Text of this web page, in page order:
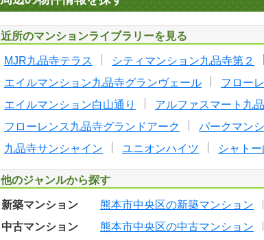
近所のマンションライブラリーを見る
MJR九品寺テラス シティマンション九品寺第２
エイルマンション九品寺グランヴェール
フロー
エイルマンション白山通り
アルファスマート九
フローレンス九品寺グランドアーク
パークマン
九品寺サンシャイン
ユニオンハイツ シャト
他のジャンルから探す
新築マンション 熊本市中央区の新築マンション
中古マンション
熊本市中央区の中古マンション